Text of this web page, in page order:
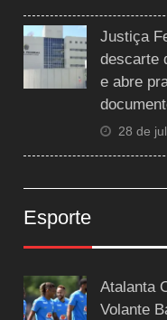
Justiça
descarte
e abre
28 de
Esporte
Atalanta
Volante